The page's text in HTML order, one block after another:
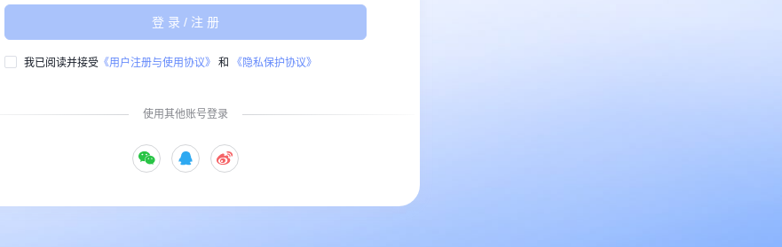
登录/注册
我已阅读并接受 《用户注册与使用协议》 和 《隐私保护协议》
使用其他账号登录